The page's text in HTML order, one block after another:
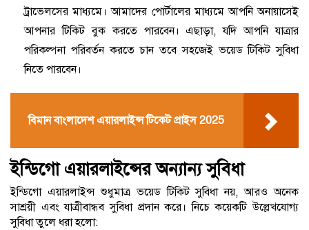
ট্রাভেলসের মাধ্যমে। আমাদের পোর্টালের মাধ্যমে আপনি অনায়াসেই
আপনার টিকিট বুক করতে পারবেন। এছাড়া, যদি আপনি যাত্রার
পরিকল্পনা পরিবর্তন করতে চান তবে সহজেই ভয়েড টিকিট সুবিধা
নিতে পারবেন।
বিমান বাংলাদেশ এয়ারলাইন্স টিকেট প্রাইস 2025
ইন্ডিগো এয়ারলাইন্সের অন্যান্য সুবিধা
ইন্ডিগো এয়ারলাইন্স শুধুমাত্র ভয়েড টিকিট সুবিধা নয়, আরও অনেক
সাশ্রয়ী এবং যাত্রীবান্ধব সুবিধা প্রদান করে। নিচে কয়েকটি উল্লেখযোগ্য
সুবিধা তুলে ধরা হলো: